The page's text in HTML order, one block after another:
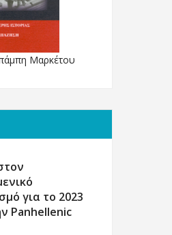
Μαρκέτου
για το 2023
Panhellenic